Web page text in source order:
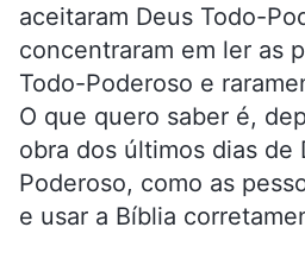
aceitaram Deus Todo-
concentraram em ler as
Todo-Poderoso e
O que quero saber é,
obra dos últimos dias de
Poderoso, como as
e usar a Bíblia